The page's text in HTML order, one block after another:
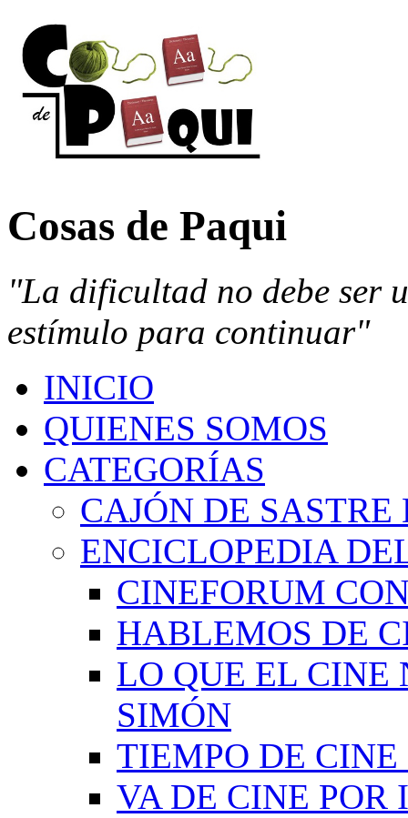
Cosas de Paqui
"La dificultad no debe ser
estímulo para continuar"
INICIO
QUIENES SOMOS
CATEGORÍAS
CAJÓN DE
ENCICLOPEDIA
CINEFORUM
HABLEMOS DE
LO QUE EL CINE
SIMÓN
TIEMPO DE
VA DE CINE